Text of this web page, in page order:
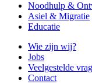
Noodhulp &
Asiel & Migratie
Educatie
Wie zijn wij?
Jobs
Veelgestelde
Contact